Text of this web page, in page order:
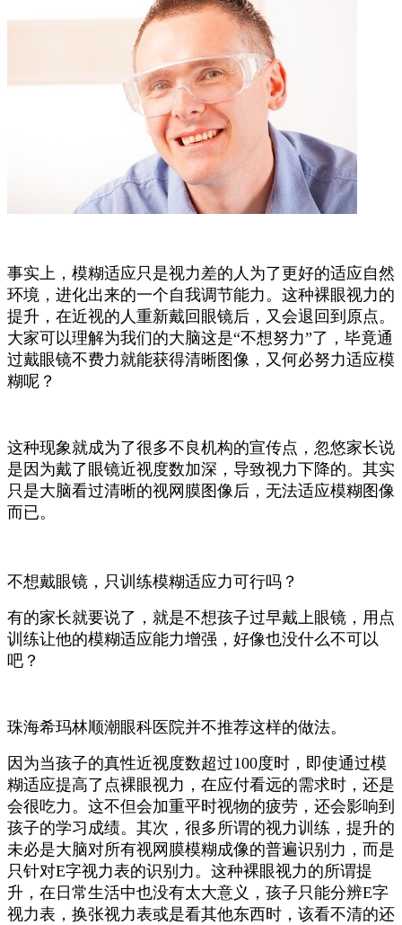
事实上，模糊适应只是视力差的人为了更好的适应自然
环境，进化出来的一个自我调节能力。这种裸眼视力的
提升，在近视的人重新戴回眼镜后，又会退回到原点。
大家可以理解为我们的大脑这是“不想努力”了，毕竟通
过戴眼镜不费力就能获得清晰图像，又何必努力适应模
糊呢？
这种现象就成为了很多不良机构的宣传点，忽悠家长说
是因为戴了眼镜近视度数加深，导致视力下降的。其实
只是大脑看过清晰的视网膜图像后，无法适应模糊图像
而已。
不想戴眼镜，只训练模糊适应力可行吗？
有的家长就要说了，就是不想孩子过早戴上眼镜，用点
训练让他的模糊适应能力增强，好像也没什么不可以
吧？
珠海希玛林顺潮眼科医院并不推荐这样的做法。
因为当孩子的真性近视度数超过100度时，即使通过模
糊适应提高了点裸眼视力，在应付看远的需求时，还是
会很吃力。这不但会加重平时视物的疲劳，还会影响到
孩子的学习成绩。 其次，很多所谓的视力训练，提升的
未必是大脑对所有视网膜模糊成像的普遍识别力，而是
只针对E字视力表的识别力。 这种裸眼视力的所谓提
升，在日常生活中也没有太大意义，孩子只能分辨E字
视力表，换张视力表或是看其他东西时，该看不清的还